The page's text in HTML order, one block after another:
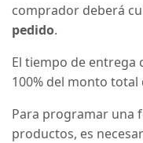
comprador deberá
pedido.
El tiempo de entrega
100% del monto total
Para programar una
productos, es